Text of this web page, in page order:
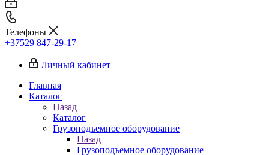
Телефоны
+37529 847-29-17‬
Личный кабинет
Главная
Каталог
Назад
Каталог
Грузоподъемное оборудование
Назад
Грузоподъемное оборудование